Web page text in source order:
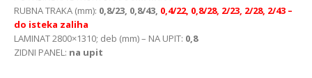
RUBNA TRAKA (mm): 0,8/23, 0,8/43, 0,4/22, 0,8/28, 2/23, 2/28, 2/43 –
do isteka zaliha
LAMINAT 2800×1310; deb (mm) – NA UPIT: 0,8
ZIDNI PANEL: na upit